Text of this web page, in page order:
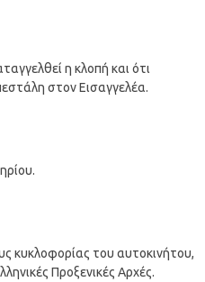
η κλοπή και ότι
στον Εισαγγελέα.
κυκλοφορίας του αυτοκινήτου,
Προξενικές Αρχές.